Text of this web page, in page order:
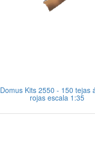
Domus Kits 2550 - 150 tejas
rojas escala 1:35